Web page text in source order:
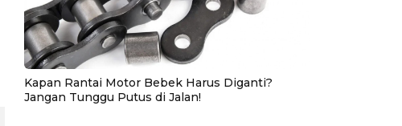
Kapan Rantai Motor Bebek Harus Diganti?
Jangan Tunggu Putus di Jalan!